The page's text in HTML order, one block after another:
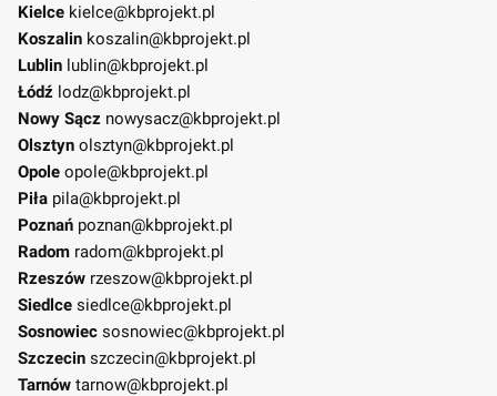
Kielce kielce@kbprojekt.pl
Koszalin koszalin@kbprojekt.pl
Lublin lublin@kbprojekt.pl
Łódź lodz@kbprojekt.pl
Nowy Sącz nowysacz@kbprojekt.pl
Olsztyn olsztyn@kbprojekt.pl
Opole opole@kbprojekt.pl
Piła pila@kbprojekt.pl
Poznań poznan@kbprojekt.pl
Radom radom@kbprojekt.pl
Rzeszów rzeszow@kbprojekt.pl
Siedlce siedlce@kbprojekt.pl
Sosnowiec sosnowiec@kbprojekt.pl
Szczecin szczecin@kbprojekt.pl
Tarnów tarnow@kbprojekt.pl